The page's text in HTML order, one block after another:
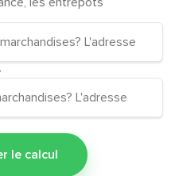
le calcul